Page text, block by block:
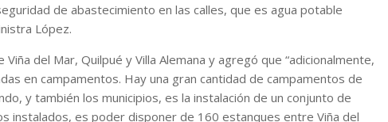
de abastecimiento en las calles, que es agua potable
López.
del Mar, Quilpué y Villa Alemana y agregó que “adicionalmente,
en campamentos. Hay una gran cantidad de campamentos de
y también los municipios, es la instalación de un conjunto de
instalados, es poder disponer de 160 estanques entre Viña del